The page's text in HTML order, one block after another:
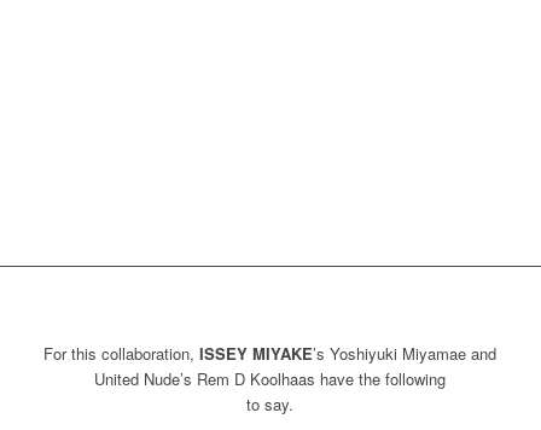
For this collaboration,ISSEY MIYAKE’s Yoshiyuki Miyamae and
United Nude’s Rem D Koolhaas have the following
to say.